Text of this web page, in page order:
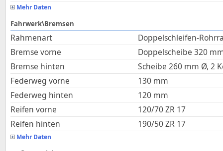
Mehr Daten
Fahrwerk\Bremsen
Rahmenart
Doppelschleifen-
Bremse vorne
Doppelscheibe 320
Bremse hinten
Scheibe 260 mm Ø, 2
Federweg vorne
130 mm
Federweg hinten
120 mm
Reifen vorne
120/70 ZR 17
Reifen hinten
190/50 ZR 17
Mehr Daten